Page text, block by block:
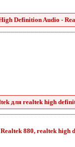
Definition Audio -
для realtek high
880, realtek high